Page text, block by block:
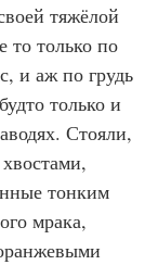
тяжёлой
то только по
и аж по грудь
только и
Стояли,
тонким
мрака,